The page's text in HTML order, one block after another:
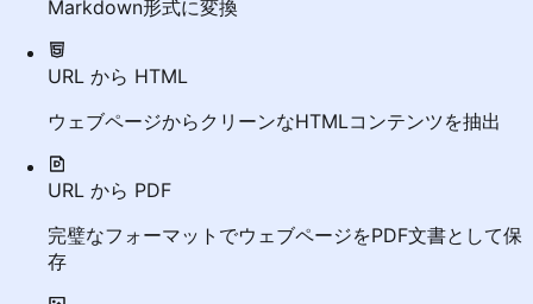
Markdown形式に変換
URL から HTML
ウェブページからクリーンなHTMLコンテンツを抽出
URL から PDF
完璧なフォーマットでウェブページをPDF文書として保
存